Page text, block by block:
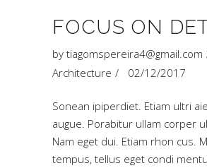
FOCUS ON
by tiagomspereira4@gmail.com
Architecture
02/12/2017
Sonean ipiperdiet. Etiam ultri
augue. Porabitur ullam corper
Nam eget dui. Etiam rhon cus.
tempus, tellus eget condi